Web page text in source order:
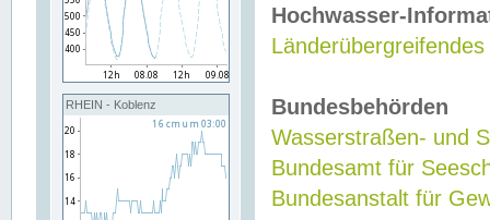
RHEIN - Koblenz
Hochwasser-
Bundesbehörden
Wasserstraßen- und
Bundesamt für
Bundesanstalt für